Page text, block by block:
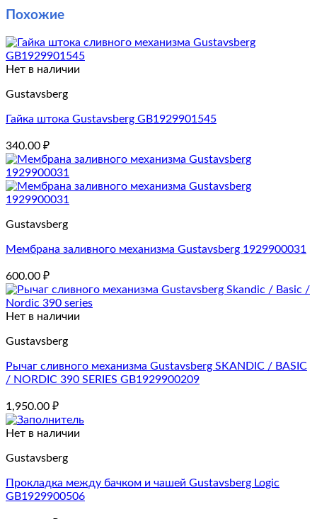
Похожие
Нет в наличии
Gustavsberg
Гайка штока Gustavsberg GB1929901545
340.00 ₽
Gustavsberg
Мембрана заливного механизма Gustavsberg 1929900031
600.00 ₽
Нет в наличии
Gustavsberg
Рычаг сливного механизма Gustavsberg SKANDIC / BASIC
/ NORDIC 390 SERIES GB1929900209
1,950.00 ₽
Нет в наличии
Gustavsberg
Прокладка между бачком и чашей Gustavsberg Logic
GB1929900506